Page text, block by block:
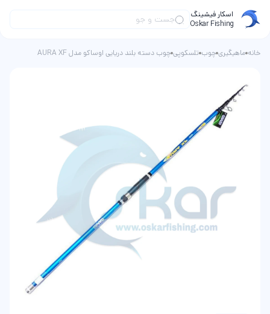
اسکار فیشینگ
Oskar Fishing
خانه ماهیگیری چوب تلسکوپی چوب دسته بلند دریایی اوساکو مدل AURA XF